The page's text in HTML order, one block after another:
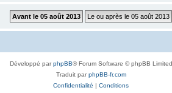
Développé parphpBB® Forum Software © phpBB Limited
Traduit parphpBB-fr.com
Confidentialité
Conditions